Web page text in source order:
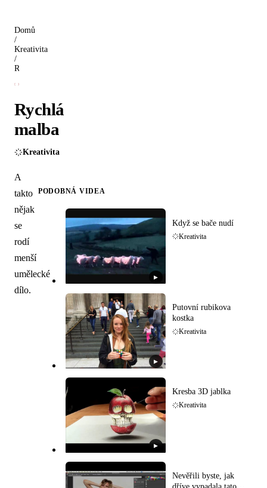
Domů
/
Kreativita
/
Rychlá
malba
Kreativita
A
takto
nějak
se
rodí
menší
umělecké
dílo.
PODOBNÁ VIDEA
▶
Když se bače nudí
Kreativita
▶
Putovní rubikova
kostka
Kreativita
▶
Kresba 3D jablka
Kreativita
Nevěřili byste, jak